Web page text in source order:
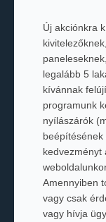
Új akciónkra
legalább 5
kívánnak
programunk
nyílászárók
kedvezményt
Amennyiben
vagy csak
vagy hívja